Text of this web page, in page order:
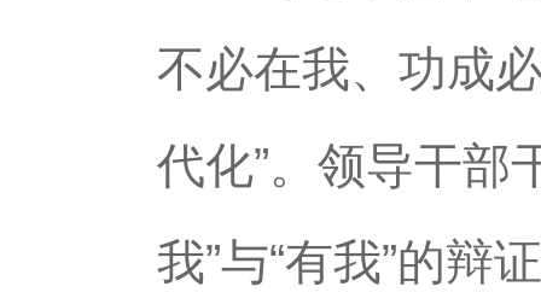
不必在我、功成
代化”。领导干部
我”与“有我”的辩